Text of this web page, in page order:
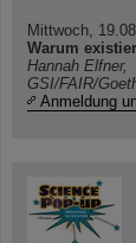
Mittwoch,
Warum
Hannah Elfner,
GSI/FAIR/
Anmeldung